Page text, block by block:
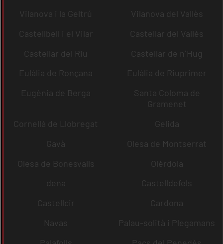
Vilanova i la Geltrú
Vilanova del Vallès
Castellbell i el Vilar
Castellar del Vallès
Castellar del Riu
Castellar de n´Hug
Eulàlia de Ronçana
Eulàlia de Riuprimer
Eugènia de Berga
Santa Coloma de
Gramenet
Cornellà de Llobregat
Gelida
Gavà
Olesa de Montserrat
Olesa de Bonesvalls
Olèrdola
dena
Castelldefels
Castellcir
Cardona
Navas
Palau-solità i Plegamans